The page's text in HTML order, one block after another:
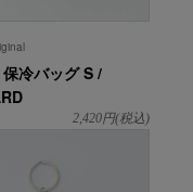
冷バッグ S /
2,420円(税込)